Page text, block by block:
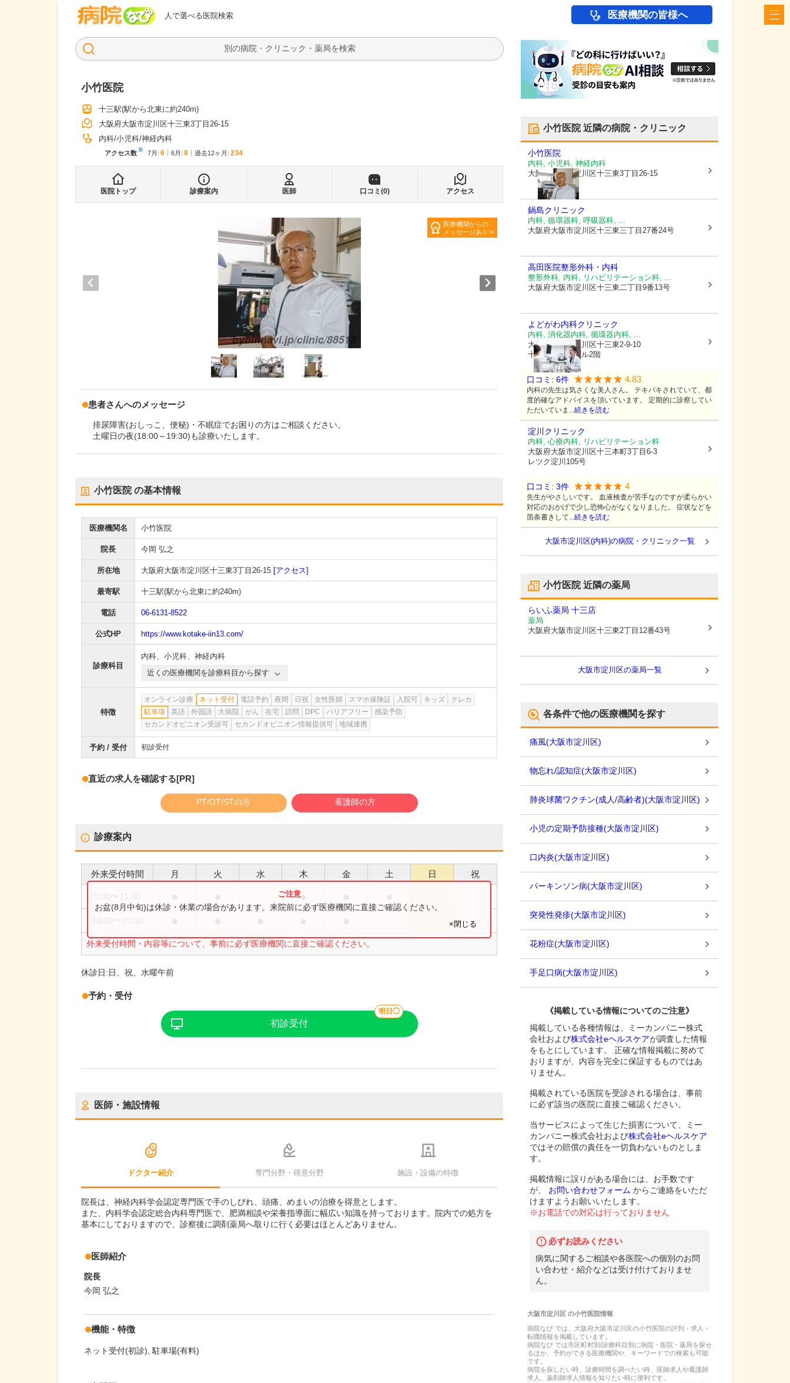
人で選べる医院検索
病院なび 医療機関の皆様へ
検索
小竹医院
十三駅(駅から北東に約240m)
大阪府大阪市淀川区十三東3丁目26-15
内科 小児科 神経内科
アクセス数※ 7月 : 6 6月 : 8 過去12ヶ月: 234
医院トップ 診療案内 医師 口コミ(0) アクセス
医療機関からの
メッセージあり
患者さんへのメッセージ
排尿障害(おしっこ、便秘)・不眠症でお困りの方はご相談ください。
土曜日の夜(18:00～19:30)も診療いたします。
小竹医院の基本情報
医療機関名 小竹医院
院長 今岡 弘之
所在地 大阪府大阪市淀川区十三東3丁目26-15 [アクセス]
最寄駅 十三駅(駅から北東に約240m)
電話 06-6131-8522
公式HP https://www.kotake-iin13.com/
診療科目
内科、 小児科、 神経内科
近くの医療機関を診療科目から探す
特徴
オンライン診療 ネット受付 電話予約 夜間 日祝 女性医師 スマホ保険証 入院可 キッズ
クレカ
駐車場
英語 外国語 大病院 がん 在宅 訪問 DPC バリアフリー
感染予防
セカンドオピニオン受診可
セカンドオピニオン情報提供可 地域連携
予約 / 受付 初診受付
直近の求人を確認する[PR]
PT/OT/STの方 看護師の方
診療案内
外来受付時間 月 火 水 木 金 土 日 祝
●
外来受付時間・内容等について、事前に必ず医療機関に直接ご確認ください。
お盆(8月中旬)は休診・休業の場合があります。来院前に必ず医療機関に直接ご確認ください。
×閉じる
休診日:日、祝、水曜午前
予約・受付
初診受付
明日◯
医師・施設情報
ドクター紹介 専門分野・得意分野 施設・設備の特徴
院長は、神経内科学会認定専門医で手のしびれ、頭痛、めまいの治療を得意とします。
また、内科学会認定総合内科専門医で、肥満相談や栄養指導面に幅広い知識を持っております。院内での処方を
基本にしておりますので、診察後に調剤薬局へ取りに行く必要はほとんどありません。
医師紹介
院長
今岡 弘之
機能・特徴
ネット受付(初診) 駐車場(有料)
小竹医院近隣の病院・クリニック
小竹医院
内科, 小児科, 神経内科
大阪府大阪市淀川区十三東3丁目26-15
鍋島クリニック
内科, 循環器科, 呼吸器科, ...
大阪府大阪市淀川区十三東三丁目27番24号
高田医院整形外科・内科
整形外科, 内科, リハビリテーション科, ...
大阪府大阪市淀川区十三東二丁目9番13号
よどがわ内科クリニック
内科, 消化器内科, 循環器内科, ...
大阪府大阪市淀川区十三東2-9-10
十三駅前医療ビル2階
口コミ: 6件 4.83
内科の先生は気さくな美人さん。 テキパキされていて、都
度的確なアドバイスを頂いています。 定期的に診察してい
ただいていま...続きを読む
淀川クリニック
内科, 心療内科, リハビリテーション科
大阪府大阪市淀川区十三本町3丁目6-3
レツク淀川105号
口コミ: 3件 4
先生がやさしいです。 血液検査が苦手なのですが柔らかい
対応のおかげで少し恐怖心がなくなりました。 症状などを
箇条書きして...続きを読む
大阪市淀川区(内科)の病院・クリニック一覧
小竹医院近隣の薬局
らいふ薬局 十三店
薬局
大阪府大阪市淀川区十三東2丁目12番43号
大阪市淀川区の薬局一覧
各条件で他の医療機関を探す
痛風(大阪市淀川区)
物忘れ/認知症(大阪市淀川区)
肺炎球菌ワクチン(成人/高齢者)(大阪市淀川区)
小児の定期予防接種(大阪市淀川区)
口内炎(大阪市淀川区)
パーキンソン病(大阪市淀川区)
突発性発疹(大阪市淀川区)
花粉症(大阪市淀川区)
手足口病(大阪市淀川区)
《掲載している情報についてのご注意》
掲載している各種情報は、ミーカンパニー株式
会社および株式会社eヘルスケアが調査した情報
をもとにしています。 正確な情報掲載に努めて
おりますが、内容を完全に保証するものではあ
りません。
掲載されている医院を受診される場合は、事前
に必ず該当の医院に直接ご確認ください。
当サービスによって生じた損害について、ミー
カンパニー株式会社および株式会社eヘルスケア
ではその賠償の責任を一切負わないものとしま
す。
掲載情報に誤りがある場合には、お手数です
が、
お問い合わせフォーム からご連絡をいただ
けますようお願いいたします。
※お電話での対応は行っておりません
必ずお読みください
病気に関するご相談や各医院への個別のお問
い合わせ・紹介などは受け付けておりませ
ん。
大阪市淀川区の小竹医院情報
病院なび では、 大阪府大阪市淀川区の小竹医院の評判・求人・
転職情報を掲載しています。
病院なび では市区町村別/診療科目別に病院・医院・薬局を探せ
るほか、予約ができる医療機関や、キーワードでの検索も可能
です。
病院を探したい時、診療時間を調べたい時、医師求人や看護師
求人、薬剤師求人情報を知りたい時に便利です。